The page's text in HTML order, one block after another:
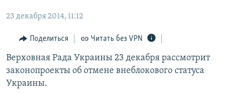
главной
навигации
Вернутся
поиску
11 ЛЕТ ОККУПАЦИИ КРЫМА. 11 ИСТОРИЙ СОПРОТИВЛЕНИЯ
ЕЩЕ
ИНТЕРАКТИВ
ИНФОГРАФИКА
ТЕЛЕПРОЕКТ КРЫМ.РЕАЛИИ
РАДІО СВОБОДА
КАК ОБОЙТИ БЛОКИРОВКУ
Українською
23 декабря 2014, 11:12
Поделиться Читать без VPN
Верховная Рада Украины 23 декабря рассмотрит
законопроекты об отмене внеблокового статуса
Украины.